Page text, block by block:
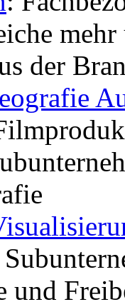
der
und